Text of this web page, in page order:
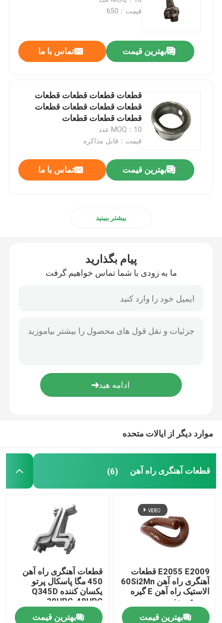
سیستم تعلیق راه آهن
فضای داخلی واگن راه آهن
کوپلر قطار
لوازم یدکی لوکوموتیو
قطعات خط آهن
قیمت：650
بهترین قیمت تماس با ما
قطعات قطعات قطعات قطعات
قطعات قطعات قطعات قطعات
قطعات قطعات قطعات
MOQ：10 عدد
قیمت：قابل مذاکره
بهترین قیمت تماس با ما
بیشتر ببینید
پیام بگذارید
ما به زودی با شما تماس خواهیم گرفت
موارد دیگر از ایالات متحده
قطعات آهنگری راه آهن (6)
E2055 E2009 قطعات
آهنگری راه آهن 60Si2Mn
الاستیک راه آهن E گیره
سیستم چفت و بست
بهترین قیمت
قطعات آهنگری راه آهن
450 مگا پاسکال پرتو
یکسان کننده Q345D
39HRC-48HRC
بهترین قیمت